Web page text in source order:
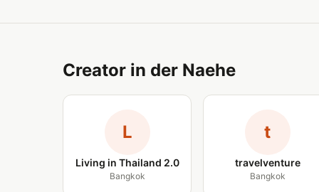
Creator in der Naehe
L
Living in Thailand 2.0
Bangkok
t
travelventure
Bangkok